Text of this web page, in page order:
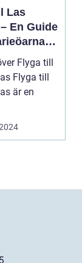
Las
En Guide
Flyga till
till
är en